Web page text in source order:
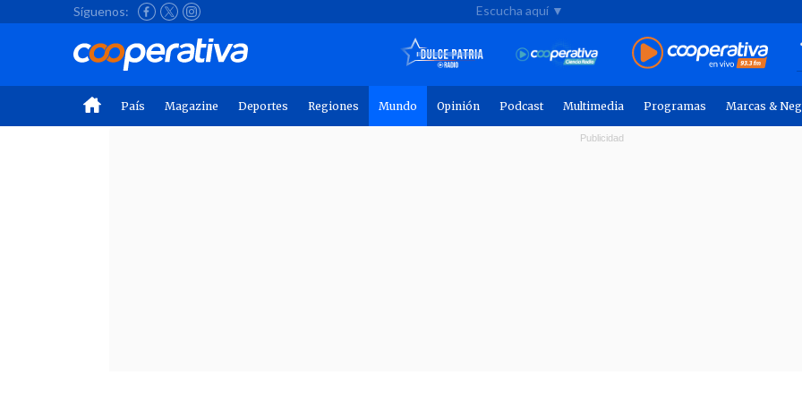
Síguenos: Escucha aquí ▼
País Magazine Deportes Regiones Mundo Opinión Podcast Multimedia Programas Marcas &